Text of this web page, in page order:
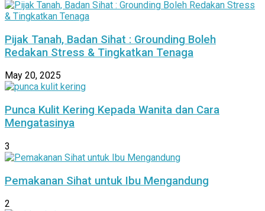
Pijak Tanah, Badan Sihat : Grounding Boleh
Redakan Stress & Tingkatkan Tenaga
May 20, 2025
Punca Kulit Kering Kepada Wanita dan Cara
Mengatasinya
3
Pemakanan Sihat untuk Ibu Mengandung
2